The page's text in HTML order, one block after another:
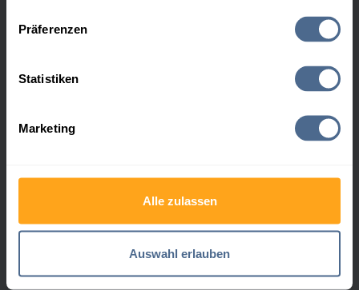
Präferenzen
Statistiken
Marketing
Alle zulassen
Auswahl erlauben
30.07.2026
3 Monate 169,23 € 30.07.2026
193,13 €
Heizölpreis-Tiefstwerte